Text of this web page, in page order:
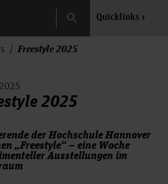
Search Quicklinks
Freestyle 2025
2025
der Hochschule Hannover
„Freestyle“ – eine Woche
Ausstellungen im